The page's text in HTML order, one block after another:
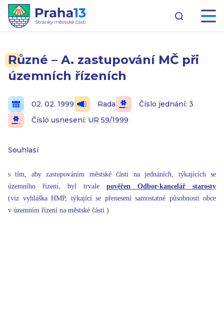
Různé – A. zastupování MČ při
územních řízeních
02. 02. 1999 Rada
Číslo jednání: 3
Číslo usnesení: UR 59/1999
Souhlasí
s tím, aby zastupováním městské části na jednáních, týkajících se
územního řízení, byl trvale pověřen Odbor-kancelář starosty
(viz vyhláška HMP, týkající se přenesení samostatné působnosti obce
v územním řízení na městské části )